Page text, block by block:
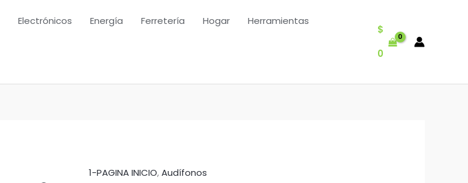
Electrónicos Energía Ferretería Hogar Herramientas
$
0
1-PAGINA INICIO,Audífonos